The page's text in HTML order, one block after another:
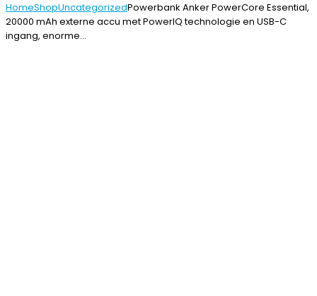
HomeShopUncategorizedPowerbank Anker PowerCore Essential,
20000 mAh externe accu met PowerIQ technologie en USB-C
ingang, enorme…